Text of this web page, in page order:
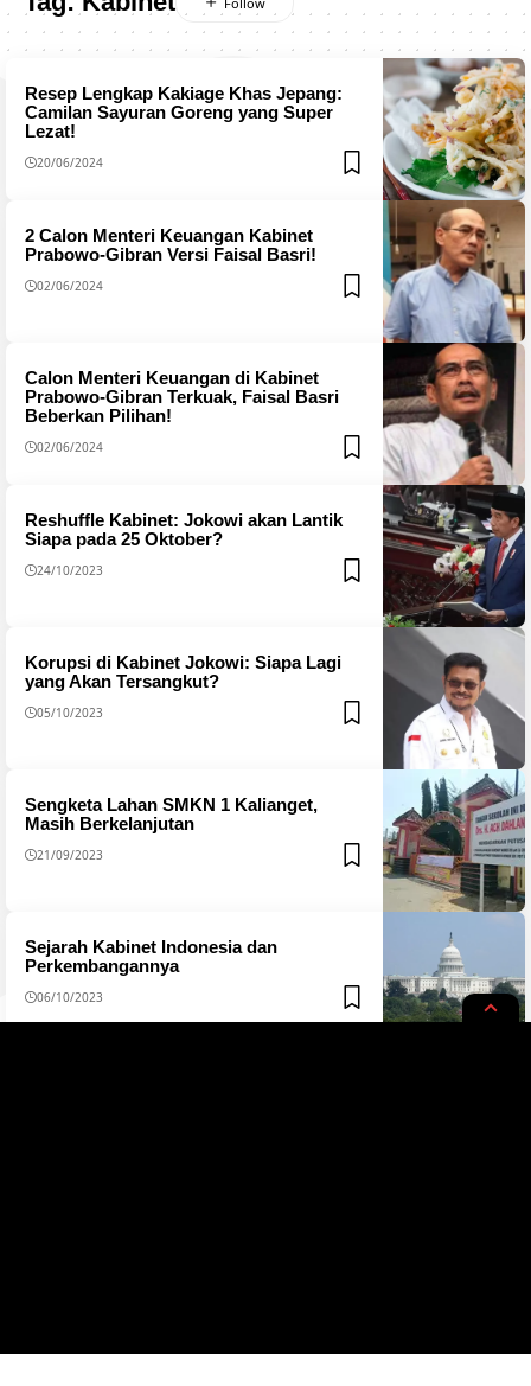
Resep Lengkap Kakiage Khas Jepang:
Camilan Sayuran Goreng yang Super
Lezat!
20/06/2024
2 Calon Menteri Keuangan Kabinet
Prabowo-Gibran Versi Faisal Basri!
02/06/2024
Calon Menteri Keuangan di Kabinet
Prabowo-Gibran Terkuak, Faisal Basri
Beberkan Pilihan!
02/06/2024
Reshuffle Kabinet: Jokowi akan Lantik
Siapa pada 25 Oktober?
24/10/2023
Korupsi di Kabinet Jokowi: Siapa Lagi
yang Akan Tersangkut?
05/10/2023
Sengketa Lahan SMKN 1 Kalianget,
Masih Berkelanjutan
21/09/2023
Sejarah Kabinet Indonesia dan
Perkembangannya
06/10/2023